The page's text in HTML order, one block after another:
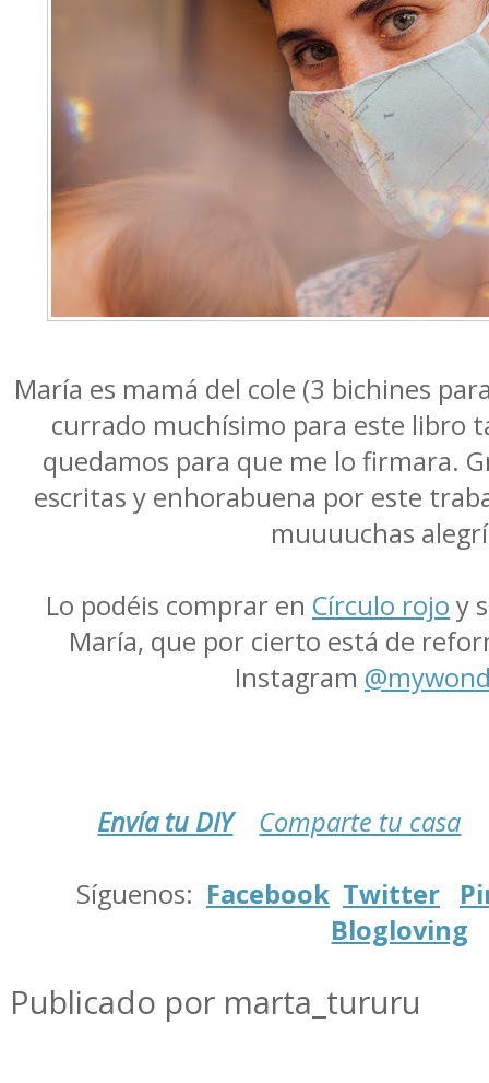
María es mamá del cole (3 bichines
currado muchísimo para este libro
quedamos para que me lo firmara.
escritas y enhorabuena por este
muuuuchas
Lo podéis comprar en Círculo rojo y
María, que por cierto está de
Instagram
Envía tu DIY Comparte tu casa
Síguenos: Facebook Twitter
Blogloving
Publicado por marta_tururu